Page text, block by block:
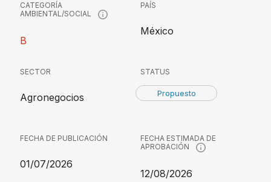
CATEGORÍA
AMBIENTAL/SOCIAL
B
PAÍS
México
SECTOR
Agronegocios
STATUS
Propuesto
FECHA DE PUBLICACIÓN
01/07/2026
FECHA ESTIMADA DE
APROBACIÓN
12/08/2026